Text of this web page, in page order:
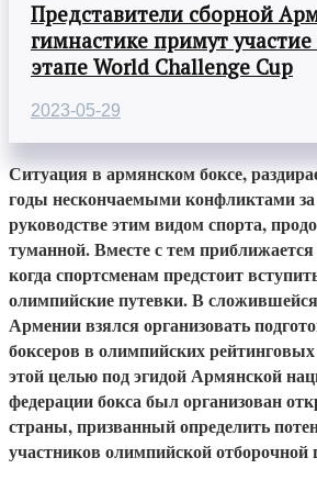
Представители сборной
гимнастике примут
этапе World Challenge Cup
2023-05-29
Ситуация в армянском боксе,
годы нескончаемыми конфликтами за
руководстве этим видом спорта,
туманной. Вместе с тем
когда спортсменам предстоит
олимпийские путевки. В
Армении взялся организовать
боксеров в олимпийских
этой целью под эгидой Армянской
федерации бокса был организован
страны, призванный определить
участников олимпийской отборочной